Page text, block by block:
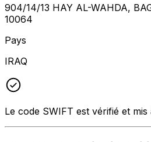
904/14/13 HAY AL-WAHDA,
10064
Pays
IRAQ
Le code SWIFT est vérifié et